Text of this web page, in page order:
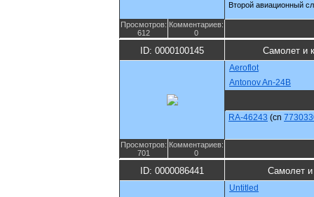
Второй авиационный
Просмотров:
612
Комментариев:
0
ID: 0000100145 Самолет и
Aeroflot
Antonov An-24B
RA-46243 (cn
Просмотров:
701
Комментариев:
0
ID: 0000086441 Самолет
Untitled